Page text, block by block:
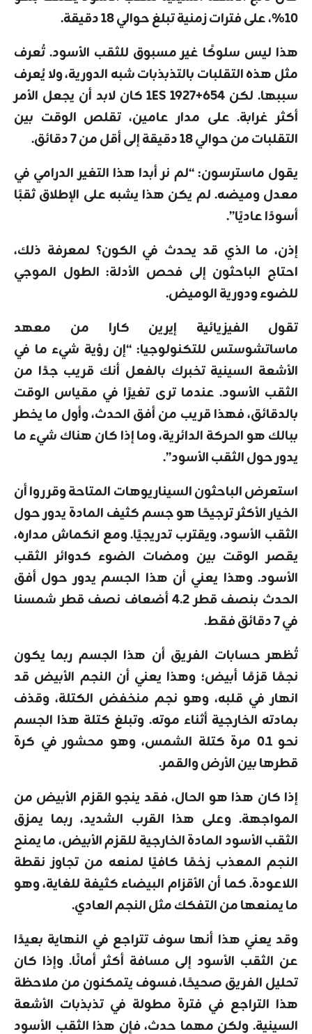
10%، على فترات زمنية تبلغ حوالي 18 دقيقة.
هذا ليس سلوكًا غير مسبوق للثقب الأسود. تُعرف
مثل هذه التقلبات بالتذبذبات شبه الدورية، ولا يُعرف
سببها. لكن 1ES 1927+654 كان لابد أن يجعل الأمر
أكثر غرابة. على مدار عامين، تقلص الوقت بين
التقلبات من حوالي 18 دقيقة إلى أقل من 7 دقائق.
يقول ماسترسون: “لم نر أبدا هذا التغير الدرامي في
معدل وميضه. لم يكن هذا يشبه على الإطلاق ثقبًا
أسودًا عاديًا”.
إذن، ما الذي قد يحدث في الكون؟ لمعرفة ذلك،
احتاج الباحثون إلى فحص الأدلة: الطول الموجي
للضوء ودورية الوميض.
تقول الفيزيائية إيرين كارا من معهد
ماساتشوستس للتكنولوجيا: “إن رؤية شيء ما في
الأشعة السينية تخبرك بالفعل أنك قريب جدًا من
الثقب الأسود. عندما ترى تغيرًا في مقياس الوقت
بالدقائق، فهذا قريب من أفق الحدث، وأول ما يخطر
ببالك هو الحركة الدائرية، وما إذا كان هناك شيء ما
يدور حول الثقب الأسود”.
استعرض الباحثون السيناريوهات المتاحة وقرروا أن
الخيار الأكثر ترجيحًا هو جسم كثيف المادة يدور حول
الثقب الأسود، ويقترب تدريجيًا. ومع انكماش مداره،
يقصر الوقت بين ومضات الضوء كدوائر الثقب
الأسود. وهذا يعني أن هذا الجسم يدور حول أفق
الحدث بنصف قطر 4.2 أضعاف نصف قطر شمسنا
في 7 دقائق فقط.
تُظهر حسابات الفريق أن هذا الجسم ربما يكون
نجمًا قزمًا أبيض؛ وهذا يعني أن النجم الأبيض قد
انهار في قلبه، وهو نجم منخفض الكتلة، وقذف
بمادته الخارجية أثناء موته. وتبلغ كتلة هذا الجسم
نحو 0.1 مرة كتلة الشمس، وهو محشور في كرة
قطرها بين الأرض والقمر.
إذا كان هذا هو الحال، فقد ينجو القزم الأبيض من
المواجهة. وعلى هذا القرب الشديد، ربما يمزق
الثقب الأسود المادة الخارجية للقزم الأبيض، ما يمنح
النجم المعذب زخمًا كافيًا لمنعه من تجاوز نقطة
اللاعودة. كما أن الأقزام البيضاء كثيفة للغاية، وهو
ما يمنعها من التفكك مثل النجم العادي.
وقد يعني هذا أنها سوف تتراجع في النهاية بعيدًا
عن الثقب الأسود إلى مسافة أكثر أمانًا. وإذا كان
تحليل الفريق صحيحًا، فسوف يتمكنون من ملاحظة
هذا التراجع في فترة مطولة في تذبذبات الأشعة
السينية. ولكن مهما حدث، فإن هذا الثقب الأسود